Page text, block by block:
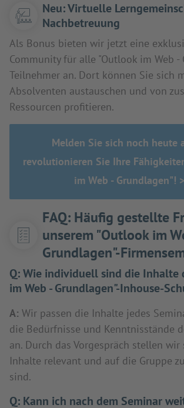
Neu: Virtuelle
Nachbetreuung
Als Bonus bieten wir jetzt eine
Community für alle "Outlook im Web -
Teilnehmer an. Dort können Sie sich
Absolventen austauschen und von
Ressourcen profitieren.
Melden Sie sich noch heute
revolutionieren Sie Ihre
im Web - Grundlagen"!
FAQ: Häufig gestellte
unserem "Outlook im
Grundlagen"-
Q:Wie individuell sind die Inhalte
im Web - Grundlagen"-Inhouse-
A: Wir passen die Inhalte jedes
die Bedürfnisse und Kenntnisstände
an. Durch das Vorgespräch stellen wir
Inhalte relevant und auf die Gruppe
sind.
Q: Kann ich nach dem Seminar